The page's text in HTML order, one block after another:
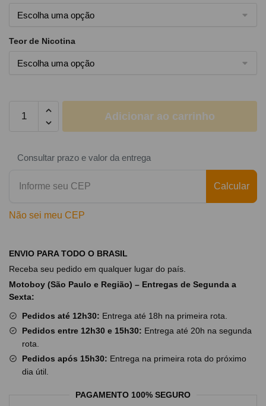
Teor de Nicotina
Adicionar ao carrinho
Consultar prazo e valor da entrega
Calcular
Não sei meu CEP
ENVIO PARA TODO O BRASIL
Receba seu pedido em qualquer lugar do país.
Motoboy (São Paulo e Região) – Entregas de Segunda a
Sexta:
Pedidos até 12h30: Entrega até 18h na primeira rota.
Pedidos entre 12h30 e 15h30: Entrega até 20h na segunda
rota.
Pedidos após 15h30: Entrega na primeira rota do próximo
dia útil.
PAGAMENTO 100% SEGURO